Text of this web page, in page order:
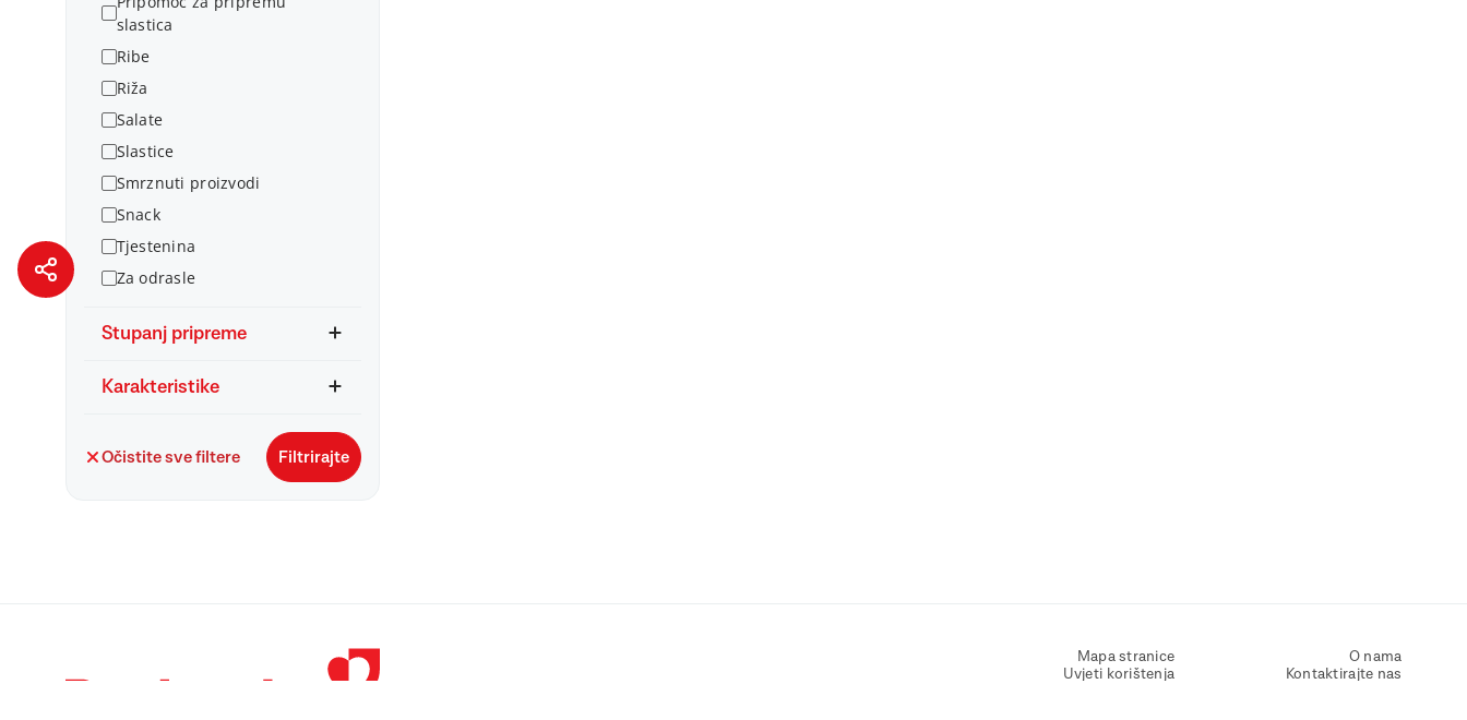
slastica
Ribe
Riža
Salate
Slastice
Smrznuti proizvodi
Snack
Tjestenina
Za odrasle
Stupanj pripreme
Karakteristike
Očistite sve filtere Filtrirajte
Mapa stranice
Uvjeti korištenja
O nama
Kontaktirajte nas